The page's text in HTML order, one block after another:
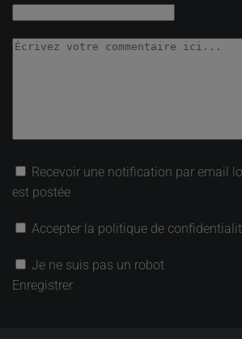
Recevoir une notification par email
est postée
Accepter la politique de
Je ne suis pas un robot
Enregistrer